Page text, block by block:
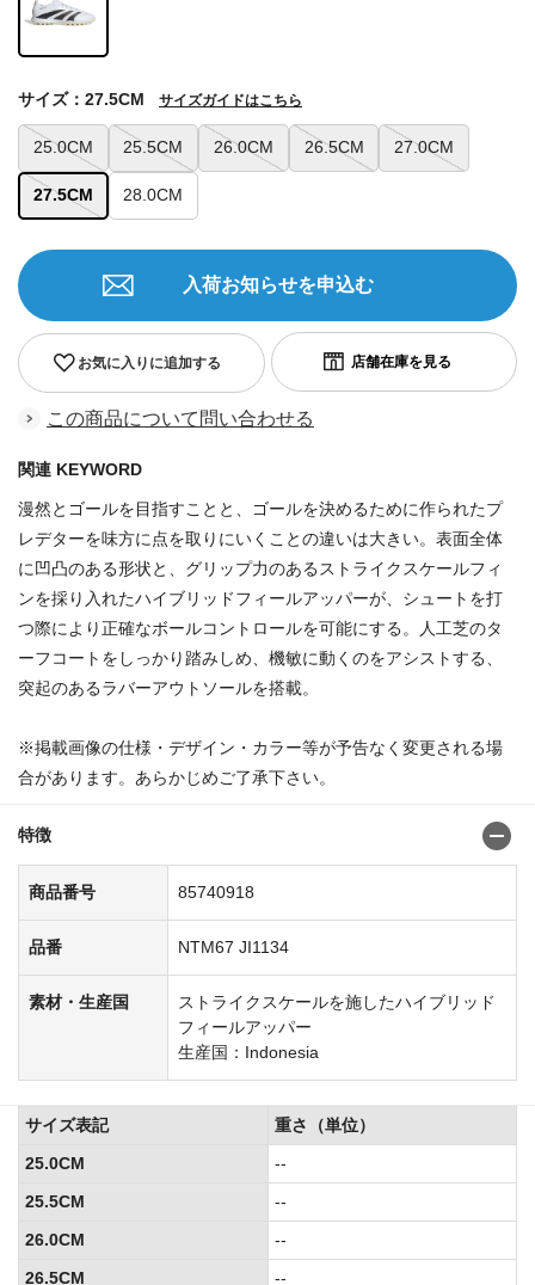
25.0CM 25.5CM 26.0CM 26.5CM 27.0CM
27.5CM 28.0CM
サイズ：27.5CM サイズガイドはこちら
お気に入りに追加する
入荷お知らせを申込む
この商品について問い合わせる
関連 KEYWORD
漫然とゴールを目指すことと、ゴールを決めるために作られたプ
レデターを味方に点を取りにいくことの違いは大きい。表面全体
に凹凸のある形状と、グリップ力のあるストライクスケールフィ
ンを採り入れたハイブリッドフィールアッパーが、シュートを打
つ際により正確なボールコントロールを可能にする。人工芝のタ
ーフコートをしっかり踏みしめ、機敏に動くのをアシストする、
突起のあるラバーアウトソールを搭載。
※掲載画像の仕様・デザイン・カラー等が予告なく変更される場
合があります。あらかじめご了承下さい。
特徴
商品番号 85740918
品番 NTM67 JI1134
素材・生産国
ストライクスケールを施したハイブリッド
フィールアッパー
生産国：Indonesia
サイズ表記
重さ（単位）
25.0CM
--
25.5CM
--
26.0CM
--
26.5CM
--